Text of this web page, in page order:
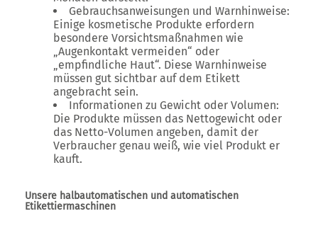
Gebrauchsanweisungen und Warnhinweise:
Einige kosmetische Produkte erfordern
besondere Vorsichtsmaßnahmen wie
„Augenkontakt vermeiden“ oder
„empfindliche Haut“. Diese Warnhinweise
müssen gut sichtbar auf dem Etikett
angebracht sein.
Informationen zu Gewicht oder Volumen:
Die Produkte müssen das Nettogewicht oder
das Netto-Volumen angeben, damit der
Verbraucher genau weiß, wie viel Produkt er
kauft.
Unsere halbautomatischen und automatischen
Etikettiermaschinen